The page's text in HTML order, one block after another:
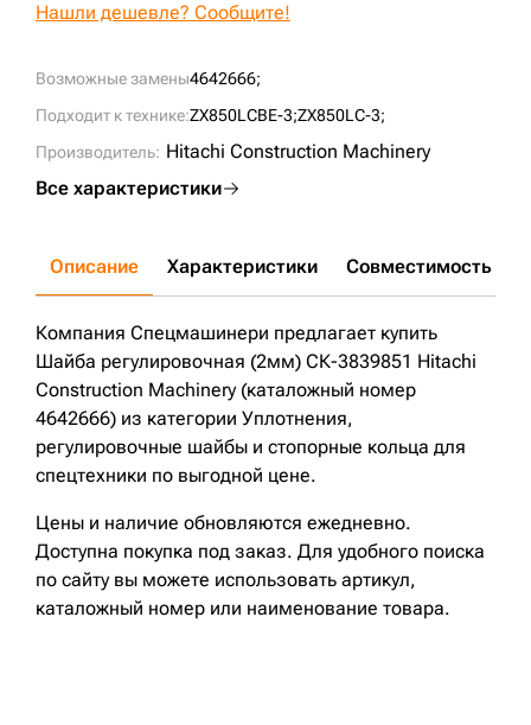
Возможные замены4642666;
Подходит к технике:ZX850LCBE-3;ZX850LC-3;
Производитель: Hitachi Construction Machinery
Все характеристики
Нашли дешевле? Сообщите!
Описание Характеристики Совместимость
Компания Спецмашинери предлагает купить
Шайба регулировочная (2мм) СК-3839851 Hitachi
Construction Machinery (каталожный номер
4642666) из категории Уплотнения,
регулировочные шайбы и стопорные кольца для
спецтехники по выгодной цене.
Цены и наличие обновляются ежедневно.
Доступна покупка под заказ. Для удобного поиска
по сайту вы можете использовать артикул,
каталожный номер или наименование товара.